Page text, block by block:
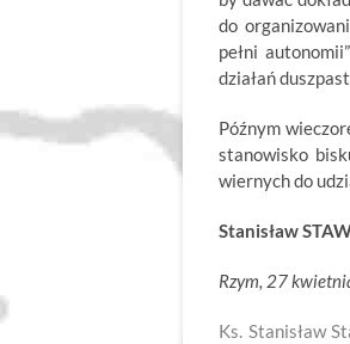
do
pełni
działań
Późnym
stanowisko
wiernych do
Stanisław
Rzym, 27
Ks. Stanisław